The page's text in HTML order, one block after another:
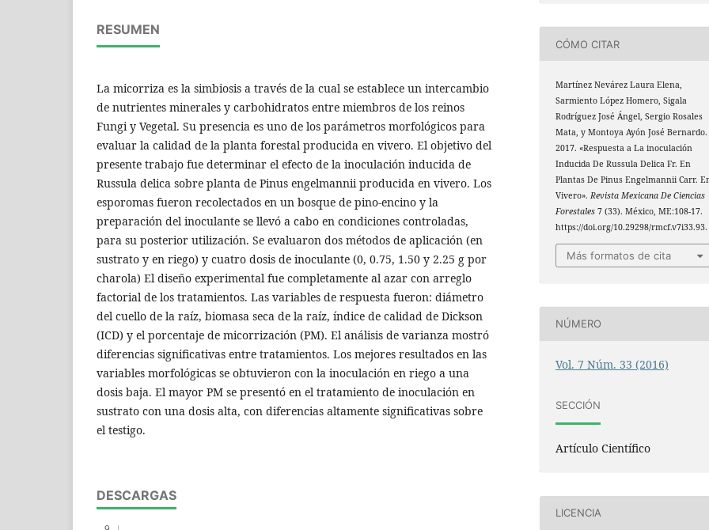
RESUMEN
La micorriza es la simbiosis a través de la cual se establece un intercambio
de nutrientes minerales y carbohidratos entre miembros de los reinos
Fungi y Vegetal. Su presencia es uno de los parámetros morfológicos para
evaluar la calidad de la planta forestal producida en vivero. El objetivo del
presente trabajo fue determinar el efecto de la inoculación inducida de
Russula delica sobre planta de Pinus engelmannii producida en vivero. Los
esporomas fueron recolectados en un bosque de pino-encino y la
preparación del inoculante se llevó a cabo en condiciones controladas,
para su posterior utilización. Se evaluaron dos métodos de aplicación (en
sustrato y en riego) y cuatro dosis de inoculante (0, 0.75, 1.50 y 2.25 g por
charola) El diseño experimental fue completamente al azar con arreglo
factorial de los tratamientos. Las variables de respuesta fueron: diámetro
del cuello de la raíz, biomasa seca de la raíz, índice de calidad de Dickson
(ICD) y el porcentaje de micorrización (PM). El análisis de varianza mostró
diferencias significativas entre tratamientos. Los mejores resultados en las
variables morfológicas se obtuvieron con la inoculación en riego a una
dosis baja. El mayor PM se presentó en el tratamiento de inoculación en
sustrato con una dosis alta, con diferencias altamente significativas sobre
el testigo.
DESCARGAS
CÓMO CITAR
Martínez Nevárez Laura Elena,
Sarmiento López Homero, Sigala
Rodríguez José Ángel, Sergio Rosales
Mata, y Montoya Ayón José Bernardo.
2017. «Respuesta a La inoculación
Inducida De Russula Delica Fr. En
Plantas De Pinus Engelmannii Carr.
Vivero».Revista Mexicana De Ciencias
Forestales 7 (33). México, ME:108-17.
https://doi.org/10.29298/rmcf.v7i33.93.
Más formatos de cita
NÚMERO
Vol. 7 Núm. 33 (2016)
SECCIÓN
Artículo Científico
LICENCIA